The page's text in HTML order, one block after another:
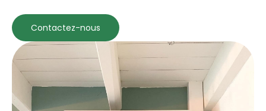
Contactez-nous